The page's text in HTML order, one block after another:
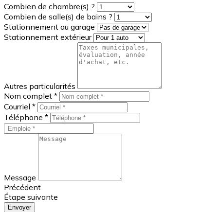
Raison de la vente
Combien de chambre(s) ?
Combien de salle(s) de bains ?
Stationnement au garage
Stationnement extérieur
Autres particularités
Nom complet *
Courriel *
Téléphone *
Message
Précédent
Étape suivante